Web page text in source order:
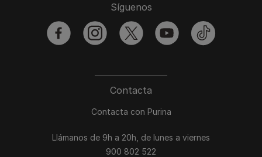
Contacta
Contacta con Purina
Llámanos de 9h a 20h, de lunes a viernes
900 802 522
Síguenos
facebookinstagramtwitter youtubetiktok